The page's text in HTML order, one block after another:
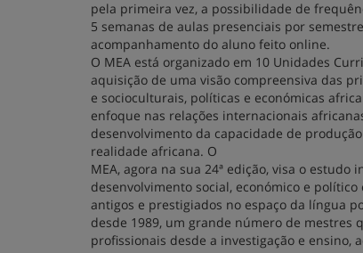
pela primeira vez, a possibilidade de
5 semanas de aulas presenciais por
acompanhamento do aluno feito online.
O MEA está organizado em 10 Unidades
aquisição de uma visão compreensiva das
e socioculturais, políticas e económicas
enfoque nas relações internacionais
desenvolvimento da capacidade de
realidade africana. O
MEA, agora na sua 24ª edição, visa o
desenvolvimento social, económico e
antigos e prestigiados no espaço da língua
desde 1989, um grande número de mestres
profissionais desde a investigação e ensino,